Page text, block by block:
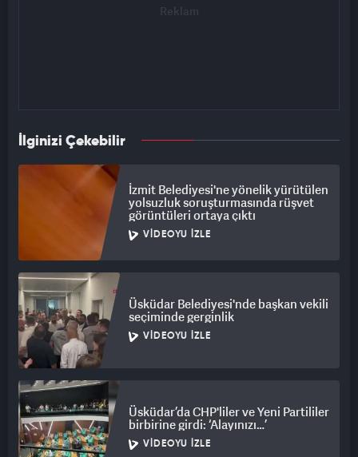
İlginizi Çekebilir
İzmit Belediyesi'ne yönelik yürütülen
yolsuzluk soruşturmasında rüşvet
görüntüleri ortaya çıktı
VIDEOYU İZLE
Üsküdar Belediyesi'nde başkan vekili
seçiminde gerginlik
VIDEOYU İZLE
Üsküdar’da CHP'liler ve Yeni Partililer
birbirine girdi: ‘Alayınızı…’
VIDEOYU İZLE